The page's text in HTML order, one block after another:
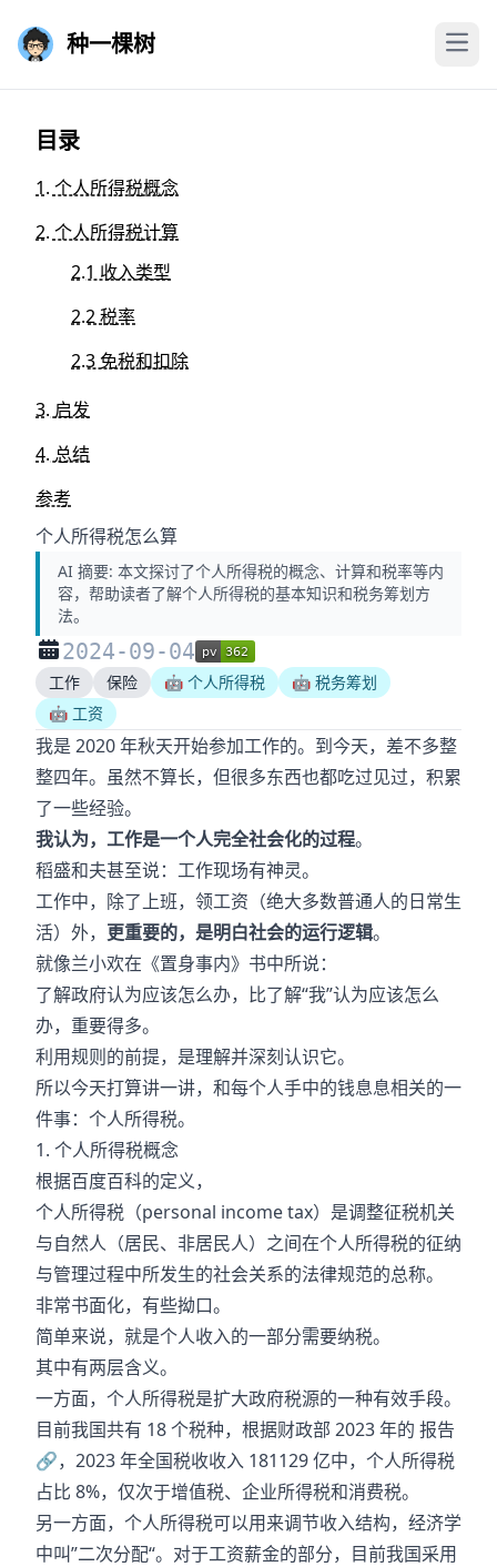
种一棵树
个人所得税怎么算
AI 摘要: 本文探讨了个人所得税的概念、计算和税率等内
容，帮助读者了解个人所得税的基本知识和税务筹划方
法。
2024-09-04
工作 保险 🤖 个人所得税
🤖 税务筹划
🤖 工资
我是 2020 年秋天开始参加工作的。到今天，差不多整
整四年。虽然不算长，但很多东西也都吃过见过，积累
了一些经验。
我认为，工作是一个人完全社会化的过程。
稻盛和夫甚至说：工作现场有神灵。
工作中，除了上班，领工资（绝大多数普通人的日常生
活）外， 更重要的，是明白社会的运行逻辑。
就像兰小欢在《置身事内》书中所说：
了解政府认为应该怎么办，比了解“我”认为应该怎么
办，重要得多。
利用规则的前提，是理解并深刻认识它。
所以今天打算讲一讲，和每个人手中的钱息息相关的一
件事：个人所得税。
1. 个人所得税概念
根据百度百科的定义，
个人所得税（personal income tax）是调整征税机关
与自然人（居民、非居民人）之间在个人所得税的征纳
与管理过程中所发生的社会关系的法律规范的总称。
非常书面化，有些拗口。
简单来说，就是个人收入的一部分需要纳税。
其中有两层含义。
一方面，个人所得税是扩大政府税源的一种有效手段。
目前我国共有 18 个税种，根据财政部 2023 年的 报告
🔗，2023 年全国税收收入 181129 亿中，个人所得税
占比 8%，仅次于增值税、企业所得税和消费税。
另一方面，个人所得税可以用来调节收入结构，经济学
中叫”二次分配“。对于工资薪金的部分，目前我国采用
目录
1. 个人所得税概念
2. 个人所得税计算
2.1 收入类型
2.2 税率
2.3 免税和扣除
3. 启发
4. 总结
参考